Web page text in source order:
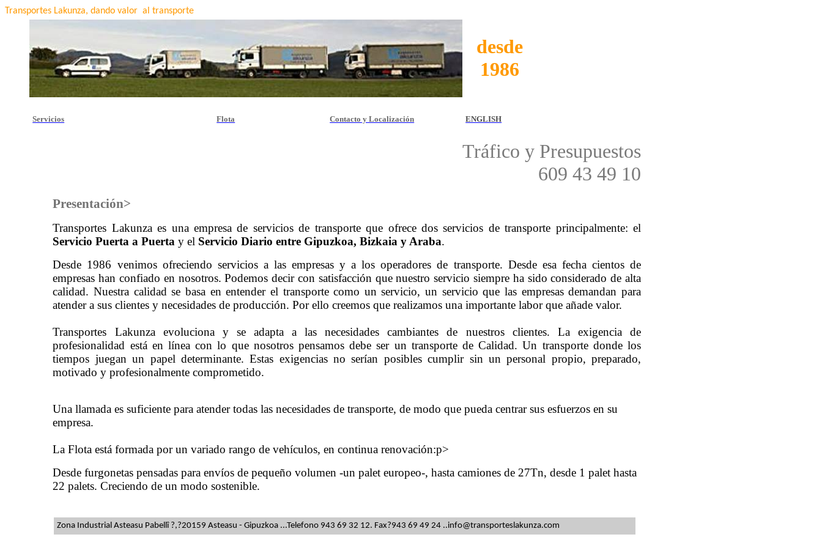
Transportes Lakunza, dando valor al transporte
desde
1986
Servicios Flota Contacto y Localización ENGLISH
Tráfico y Presupuestos
609 43 49 10
Presentación>
Transportes Lakunzaes una empresa de servicios de transporte que ofrece dos servicios de transporte principalmente: el
Servicio Puerta a Puerta y el Servicio Diario entre Gipuzkoa,Bizkaia y Araba.
Desde 1986 venimos ofreciendo servicios a las empresas y a los operadores de transporte. Desde esa fecha cientos de
empresas han confiado en nosotros. Podemos decir con satisfacción que nuestro servicio siempre ha sido considerado de alta
calidad. Nuestra calidad se basa en entender el transporte como un servicio, un servicio que las empresas demandan para
atender a sus clientes y necesidades de producción. Por ello creemos que realizamos una importante labor que añade valor.
Transportes Lakunzaevoluciona y se adapta a las necesidades cambiantes de nuestros clientes. La exigencia de
profesionalidad está en línea con lo que nosotros pensamos debe ser un transporte de Calidad. Un transporte donde los
tiempos juegan un papel determinante. Estas exigencias no serían posibles cumplir sin un personal propio, preparado,
motivado y profesionalmente comprometido.
Una llamada es suficiente para atender todas las necesidades de transporte, de modo que pueda centrar sus esfuerzos en su
empresa.
La Flota está formada por un variado rango de vehículos, en continua renovación:p>
Desde furgonetas pensadas para envíos de pequeño volumen -un palet europeo-, hasta camiones de 27Tn, desde 1 palet hasta
22 palets. Creciendo de un modo sostenible.
Zona IndustrialAsteasu Pabellî ?,?20159Asteasu -Gipuzkoa ...Telefono 943 69 32 12. Fax?943 69 49 24 ..info@transporteslakunza.com